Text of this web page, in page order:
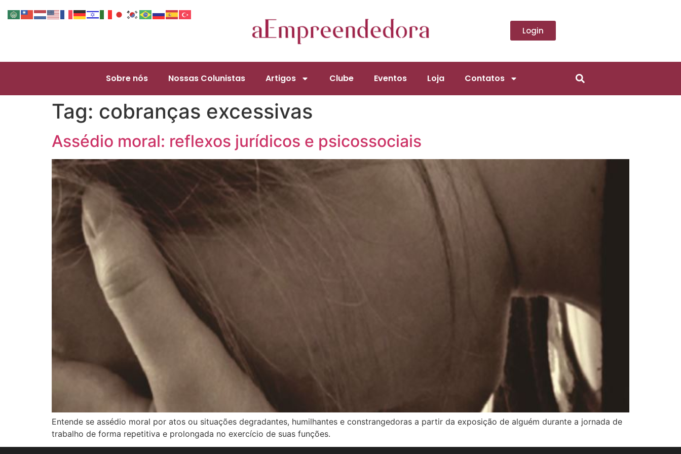
Login
Sobre nós Nossas Colunistas Artigos Clube Eventos Loja Contatos
Tag: cobranças excessivas
Assédio moral: reflexos jurídicos e psicossociais
Entende se assédio moral por atos ou situações degradantes, humilhantes e constrangedoras a partir da exposição de alguém durante a jornada de
trabalho de forma repetitiva e prolongada no exercício de suas funções.